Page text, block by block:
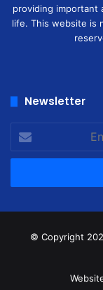
providing important
life. This website is
Newsletter
your
Email
© Copyright